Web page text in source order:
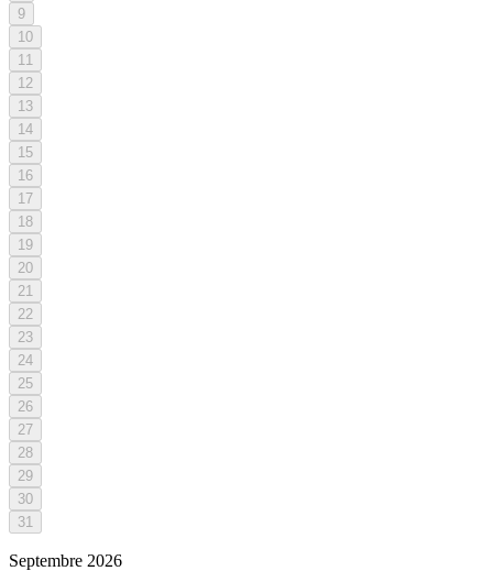
9
10
11
12
13
14
15
16
17
18
19
20
21
22
23
24
25
26
27
28
29
30
31
Septembre 2026